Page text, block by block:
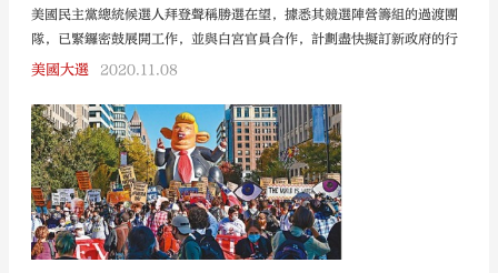
美國民主黨總統候選人拜登聲稱勝選在望，據悉其競選陣營籌組的過渡團
隊，已緊鑼密鼓展開工作，並與白宮官員合作，計劃盡快擬訂新政府的行
政藍圖，首批內閣高官名單或最快一周內出爐。
美國大選 2020.11.08